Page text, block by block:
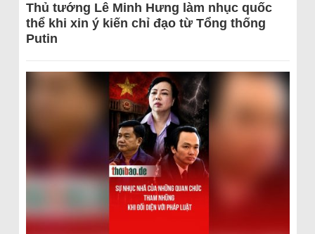
Thủ tướng Lê Minh Hưng làm nhục quốc
thể khi xin ý kiến chỉ đạo từ Tổng thống
Putin